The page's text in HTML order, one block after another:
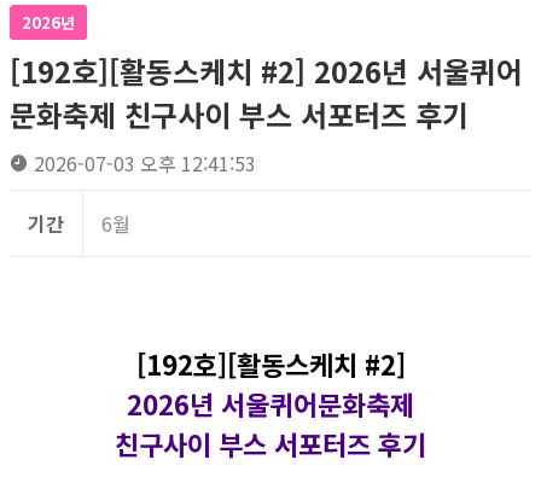
2026년
[192호][활동스케치 #2] 2026년 서울퀴어
문화축제 친구사이 부스 서포터즈 후기
2026-07-03 오후 12:41:53
기간 6월
[192호][활동스케치 #2]
2026년 서울퀴어문화축제
친구사이 부스 서포터즈 후기